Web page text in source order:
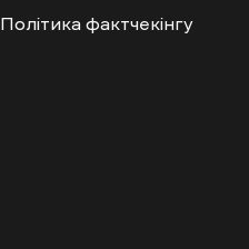
Політика фактчекінгу